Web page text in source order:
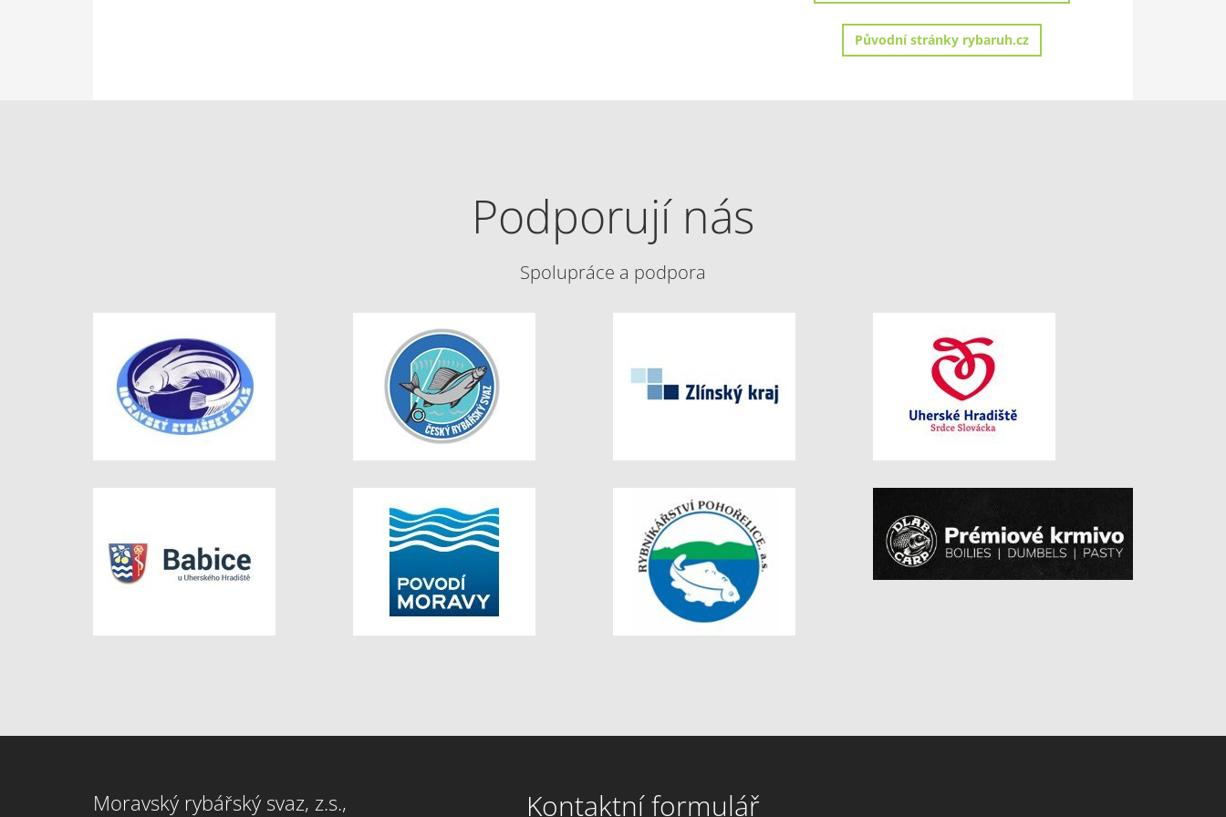
Původní stránky rybaruh.cz
Podporují nás
Spolupráce a podpora
Moravský rybářský svaz, z.s.,
Kontaktní formulář